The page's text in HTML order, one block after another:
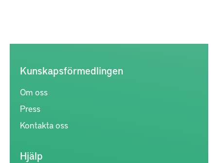
Kunskapsförmedlingen
Om oss
Press
Kontakta oss
Hjälp